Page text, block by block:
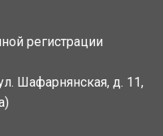
регистрации
Шафарнянская, д. 11,